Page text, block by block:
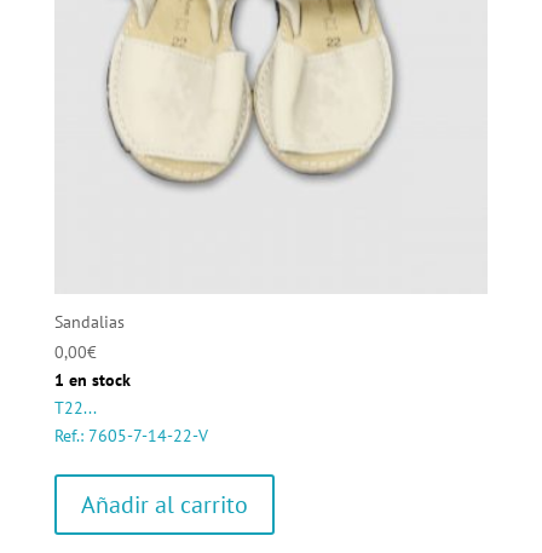
Sandalias
0,00€
1 en stock
T22...
Ref.: 7605-7-14-22-V
Añadir al carrito